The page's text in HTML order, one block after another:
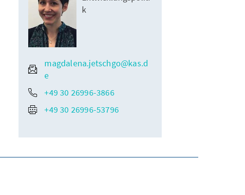
k
magdalena.jetschgo@kas.d
e
+49 30 26996-3866
+49 30 26996-53796